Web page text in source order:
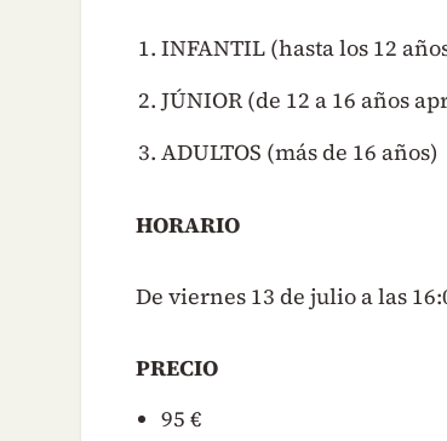
INFANTIL (hasta los 12
JÚNIOR (de 12 a 16 años
ADULTOS (más de 16 años)
HORARIO
De viernes 13 de julio a las
PRECIO
95 €